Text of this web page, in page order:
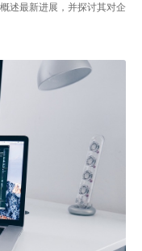
述最新进展，并探讨其对企